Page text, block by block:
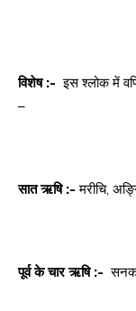
विशेष :- इस श्लोक में
–
सात ऋषि :- मरीचि,
पूर्व के चार ऋषि :-